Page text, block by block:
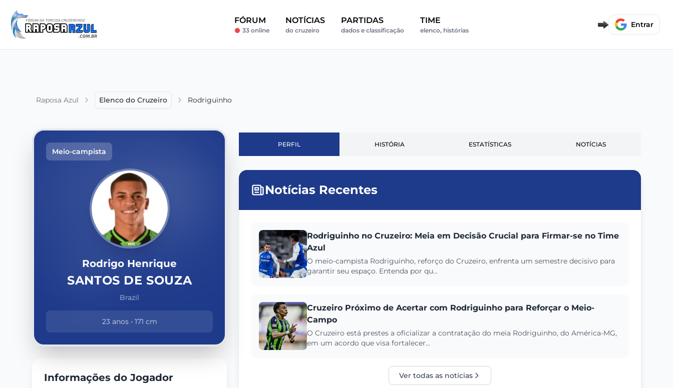
FÓRUM
33 online
NOTÍCIAS
do cruzeiro
PARTIDAS
dados e classificação
TIME
elenco, histórias
Entrar
Raposa Azul Elenco do Cruzeiro Rodriguinho
Meio-campista
Rodrigo Henrique
SANTOS DE SOUZA
Brazil
23 anos • 171 cm
Informações do Jogador
PERFIL HISTÓRIA ESTATÍSTICAS NOTÍCIAS
Notícias Recentes
Rodriguinho no Cruzeiro: Meia em Decisão Crucial para Firmar-se no Time
Azul
O meio-campista Rodriguinho, reforço do Cruzeiro, enfrenta um semestre decisivo para
garantir seu espaço. Entenda por qu...
Cruzeiro Próximo de Acertar com Rodriguinho para Reforçar o Meio-
Campo
O Cruzeiro está prestes a oficializar a contratação do meia Rodriguinho, do América-MG,
em um acordo que visa fortalecer...
Ver todas as notícias